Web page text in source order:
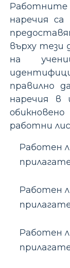
Работните
наречия
върху тези
на
правилно
наречия в
работни
Работен
Работен
Работен